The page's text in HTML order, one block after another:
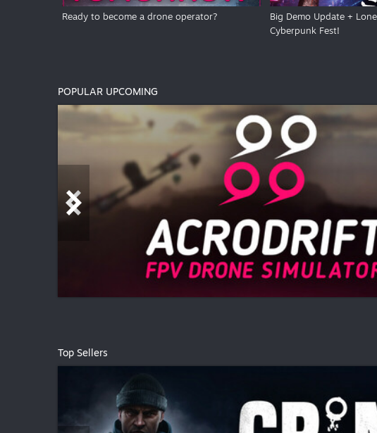
Ready to become a drone operator?
Big Demo Update +
Cyberpunk Fest!
POPULAR UPCOMING
Top Sellers